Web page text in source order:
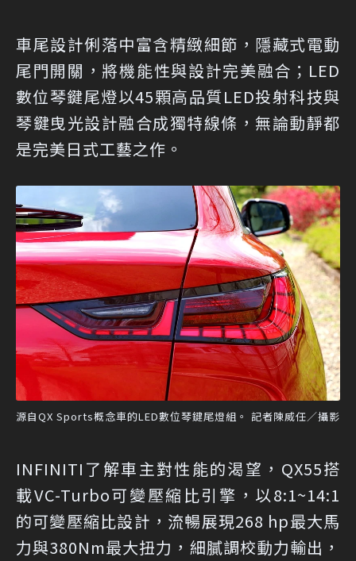
車尾設計俐落中富含精緻細節，隱藏式電動
尾門開關，將機能性與設計完美融合；LED
數位琴鍵尾燈以45顆高品質LED投射科技與
琴鍵曳光設計融合成獨特線條，無論動靜都
是完美日式工藝之作。
源自QX Sports概念車的LED數位琴鍵尾燈組。 記者陳威任／攝影
INFINITI了解車主對性能的渴望，QX55搭
載VC-Turbo可變壓縮比引擎，以8:1~14:1
的可變壓縮比設計，流暢展現268 hp最大馬
力與380Nm最大扭力，細膩調校動力輸出，